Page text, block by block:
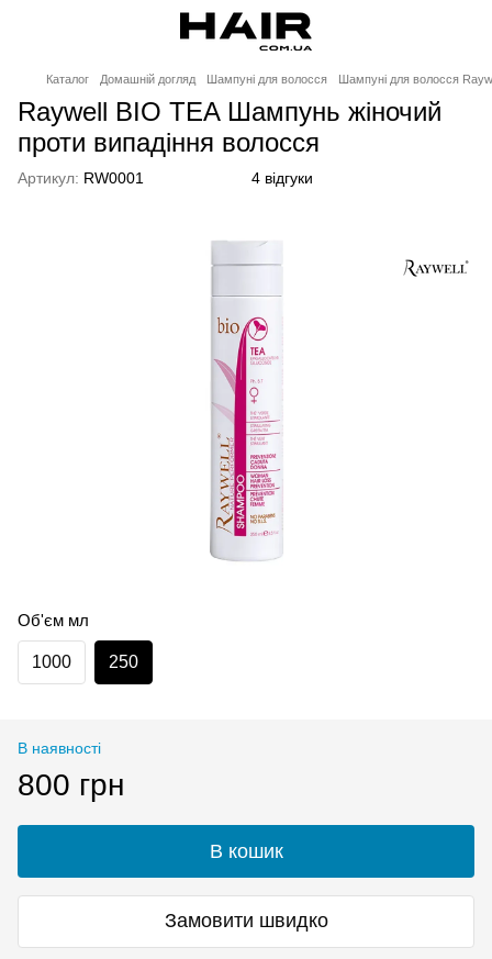
Каталог Домашній догляд Шампуні для волосся Шампуні для волосся
Raywell BIO TEA Шампунь жіночий
проти випадіння волосся
Артикул: RW0001 4 відгуки
Об'єм мл
1000 250
В наявності
800 грн
В кошик
Замовити швидко